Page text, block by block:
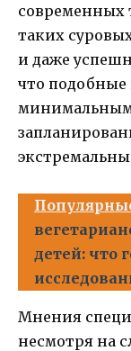
современных
таких
и даже
что подобные
детей: что
Мнения
несмотря на